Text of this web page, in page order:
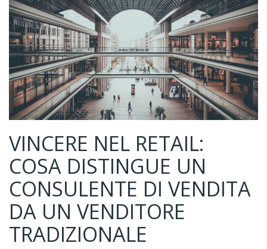
VINCERE NEL RETAIL:
COSA DISTINGUE UN
CONSULENTE DI VENDITA
DA UN VENDITORE
TRADIZIONALE